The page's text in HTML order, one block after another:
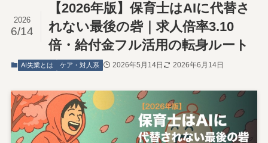
【2026年版】保育士はAIに代替さ
れない最後の砦｜求人倍率3.10
倍・給付金フル活用の転身ルート
2026
6/14
AI失業とは ケア・対人系 2026年5月14日 2026年6月14日